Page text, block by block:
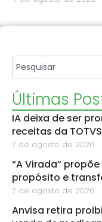
Últimas
IA deixa de ser
receitas da TOTVS
7 de agosto de 2026
“A Virada”
propósito e
7 de agosto de 2026
Anvisa retira